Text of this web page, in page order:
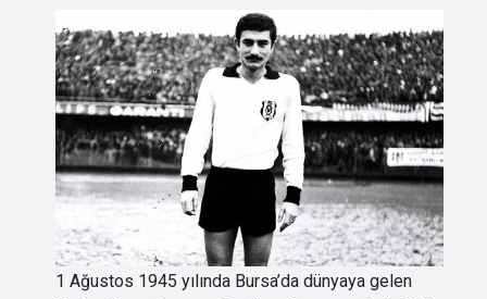
1 Ağustos 1945 yılında Bursa’da dünyaya gelen